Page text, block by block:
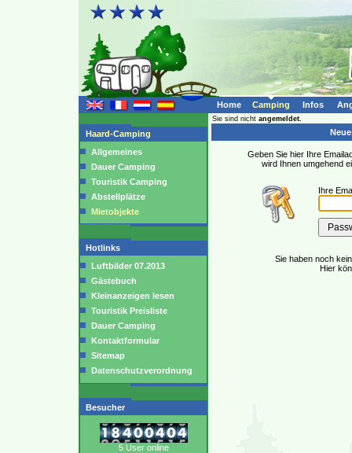
Home Camping Infos
Haard-Camping
Allgemeines
Dauer Camping
Touristik Camping
Abstellplätze
Mietobjekte
Hotlinks
Luftbilder 07.2013
Gästebuch
Kleinanzeigen lesen
Touristik Preisliste
Dauer Camping
Kontaktformular
Sitemap
Datenschutzverordnung
Besucher
5 User online
Sie sind nicht angemeldet.
Geben Sie hier Ihre
wird Ihnen umgehend
Ihre
Sie haben noch
Hier